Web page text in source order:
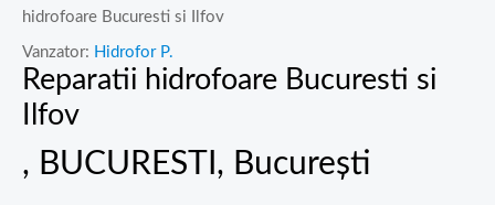
hidrofoare Bucuresti si Ilfov
Vanzator: Hidrofor P.
Reparatii hidrofoare Bucuresti si
Ilfov
, BUCURESTI, București